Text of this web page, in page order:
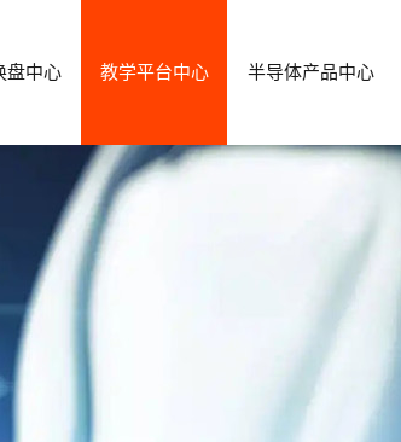
盘中心 教学平台中心 半导体产品中心